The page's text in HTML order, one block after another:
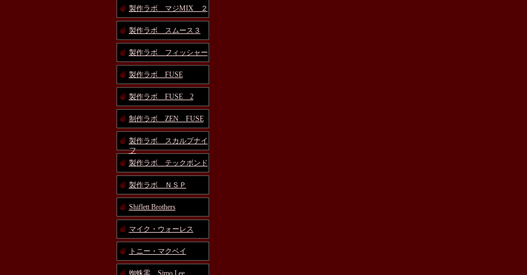
製作ラボ マジMIX ２
製作ラボ スムース３
製作ラボ フィッシャー
製作ラボ FUSE
製作ラボ FUSE 2
制作ラボ ZEN FUSE
製作ラボ スカルプナイ
フ
製作ラボ テックボンド
製作ラボ ＮＳＰ
Shiflett Brothers
マイク・ウォーレス
トニー・マクベイ
蜘蛛零 Simo Lee